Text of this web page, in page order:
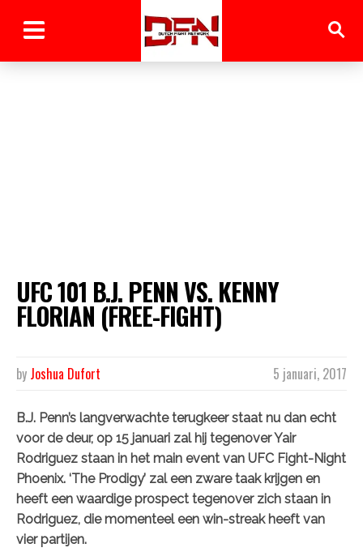
UFC 101 B.J. PENN VS. KENNY
FLORIAN (FREE-FIGHT)
5 januari, 2017
by Joshua Dufort
B.J. Penn’s langverwachte terugkeer staat nu dan echt
voor de deur, op 15 januari zal hij tegenover Yair
Rodriguez staan in het main event van UFC Fight-Night
Phoenix. ‘The Prodigy’ zal een zware taak krijgen en
heeft een waardige prospect tegenover zich staan in
Rodriguez, die momenteel een win-streak heeft van
vier partijen.